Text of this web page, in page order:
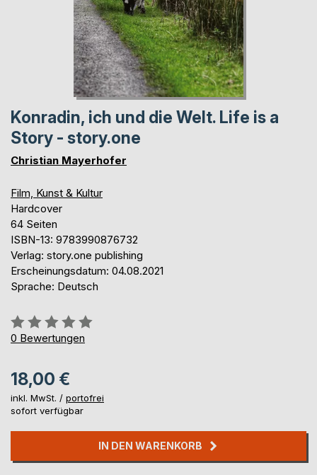
Konradin, ich und die Welt. Life is a
Story - story.one
Christian Mayerhofer
Film, Kunst & Kultur
Hardcover
64 Seiten
ISBN-13: 9783990876732
Verlag: story.one publishing
Erscheinungsdatum: 04.08.2021
Sprache: Deutsch
Bewertung::
0%
0 Bewertungen
18,00 €
inkl. MwSt. / portofrei
sofort verfügbar
IN DEN WARENKORB